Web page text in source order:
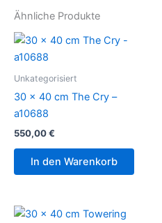
Ähnliche Produkte
Unkategorisiert
30 x 40 cm The Cry –
a10688
550,00€
In den Warenkorb